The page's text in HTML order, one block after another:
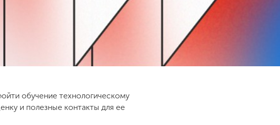
обучение технологическому
и полезные контакты для ее